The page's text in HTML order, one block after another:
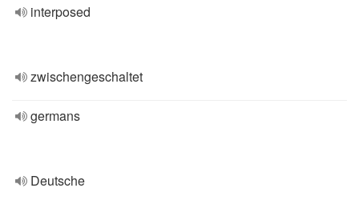
interposed
zwischengeschaltet
germans
Deutsche